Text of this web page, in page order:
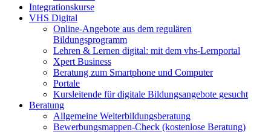
Integrationskurse
VHS Digital
Online-Angebote aus dem regulären
Bildungsprogramm
Lehren & Lernen digital: mit dem vhs-Lernportal
Xpert Business
Beratung zum Smartphone und Computer
Portale
Kursleitende für digitale Bildungsangebote gesucht
Beratung
Allgemeine Weiterbildungsberatung
Bewerbungsmappen-Check (kostenlose Beratung)